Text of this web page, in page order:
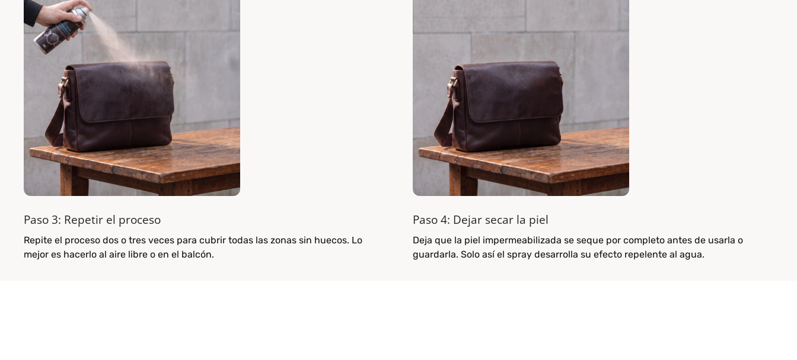
Paso 3: Repetir el proceso
Repite el proceso dos o tres veces para cubrir todas las zonas sin huecos. Lo
mejor es hacerlo al aire libre o en el balcón.
Paso 4: Dejar secar la piel
Deja que la piel impermeabilizada se seque por completo antes de usarla o
guardarla. Solo así el spray desarrolla su efecto repelente al agua.